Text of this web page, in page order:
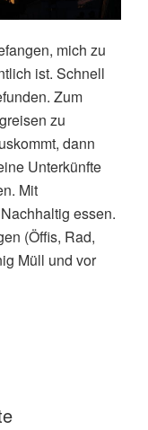
mich zu
ist. Schnell
Zum
zu
dann
Unterkünfte
Mit
essen.
(Öffis, Rad,
Müll und vor